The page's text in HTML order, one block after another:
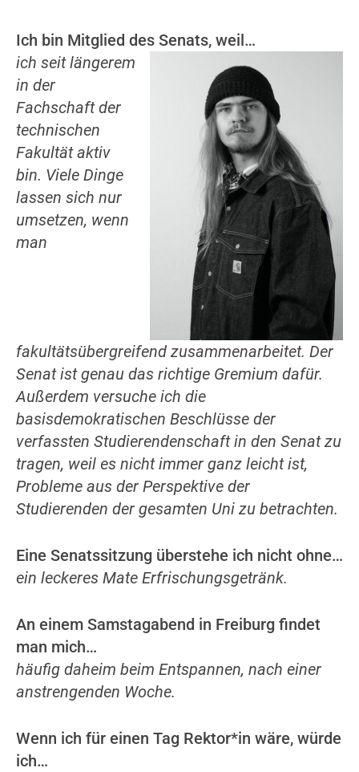
Ich bin Mitglied des Senats, weil…
ich seit längerem
in der
Fachschaft der
technischen
Fakultät aktiv
bin. Viele Dinge
lassen sich nur
umsetzen, wenn
man
fakultätsübergreifend zusammenarbeitet. Der
Senat ist genau das richtige Gremium dafür.
Außerdem versuche ich die
basisdemokratischen Beschlüsse der
verfassten Studierendenschaft in den Senat zu
tragen, weil es nicht immer ganz leicht ist,
Probleme aus der Perspektive der
Studierenden der gesamten Uni zu betrachten.
Eine Senatssitzung überstehe ich nicht ohne…
ein leckeres Mate Erfrischungsgetränk.
An einem Samstagabend in Freiburg findet
man mich…
häufig daheim beim Entspannen, nach einer
anstrengenden Woche.
Wenn ich für einen Tag Rektor*in wäre, würde
ich…